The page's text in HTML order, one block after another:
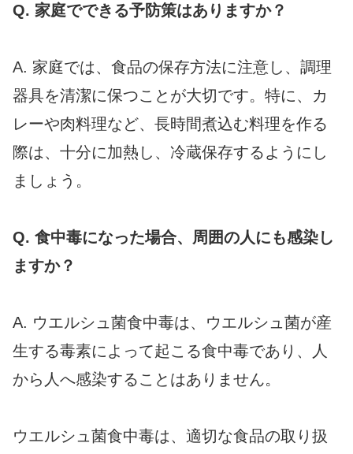
Q. 家庭でできる予防策はありますか？
A. 家庭では、食品の保存方法に注意し、調理
器具を清潔に保つことが大切です。特に、カ
レーや肉料理など、長時間煮込む料理を作る
際は、十分に加熱し、冷蔵保存するようにし
ましょう。
Q. 食中毒になった場合、周囲の人にも感染し
ますか？
A. ウエルシュ菌食中毒は、ウエルシュ菌が産
生する毒素によって起こる食中毒であり、人
から人へ感染することはありません。
ウエルシュ菌食中毒は、適切な食品の取り扱